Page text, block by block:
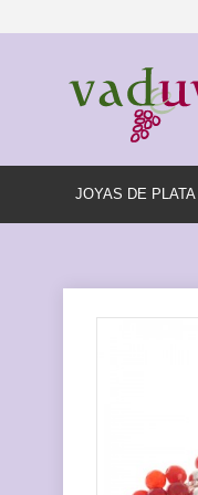
JOYAS DE PLATA